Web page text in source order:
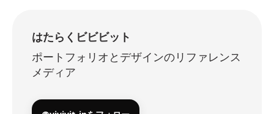
はたらくビビビット
ポートフォリオとデザインのリファレンス
メディア